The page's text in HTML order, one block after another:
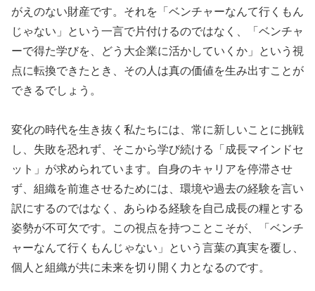
がえのない財産です。それを「ベンチャーなんて行くもん
じゃない」という一言で片付けるのではなく、「ベンチャ
ーで得た学びを、どう大企業に活かしていくか」という視
点に転換できたとき、その人は真の価値を生み出すことが
できるでしょう。
変化の時代を生き抜く私たちには、常に新しいことに挑戦
し、失敗を恐れず、そこから学び続ける「成長マインドセ
ット」が求められています。自身のキャリアを停滞させ
ず、組織を前進させるためには、環境や過去の経験を言い
訳にするのではなく、あらゆる経験を自己成長の糧とする
姿勢が不可欠です。この視点を持つことこそが、「ベンチ
ャーなんて行くもんじゃない」という言葉の真実を覆し、
個人と組織が共に未来を切り開く力となるのです。